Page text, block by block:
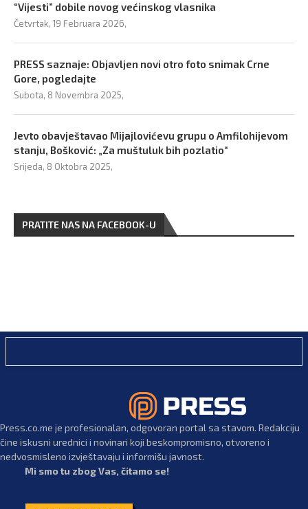
“Vijesti” dobile novog većinskog vlasnika
Četvrtak, 19 Februara 2026,
PRESS saznaje: Objavljen novi otro foto snimak Crne
Gore, pogledajte
Subota, 8 Novembra 2025,
Jevto obavještavao Mijajlovićevu grupu o Amfilohijevom
stanju, Bošković: „Za muštuluk bih pozlatio“
Srijeda, 8 Oktobra 2025,
PRATITE NAS NA FACEBOOK-U
Press.co.me je profesionalan, odgovoran portal sa stavom. Redakciju
čine iskusni urednici i novinari koji beskompromisno, otvoreno i
nedvosmisleno izvještavaju i informišu javnost.
Mi smo tu zbog Vas, čitamo se!